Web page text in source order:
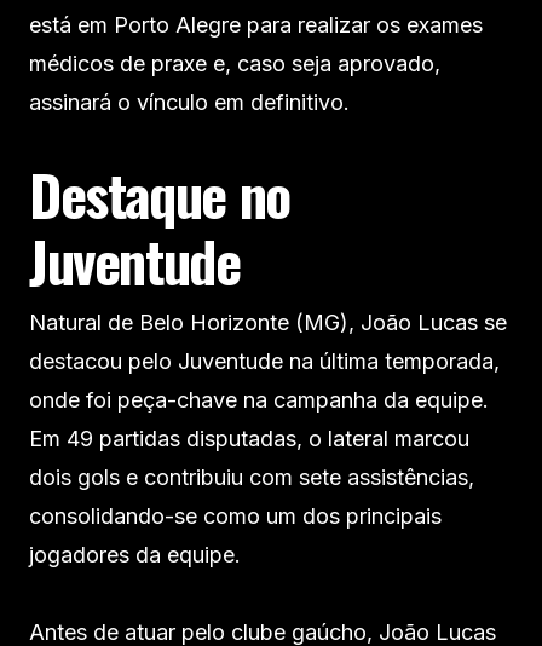
está em Porto Alegre para realizar os exames
médicos de praxe e, caso seja aprovado,
assinará o vínculo em definitivo.
Destaque no
Juventude
Natural de Belo Horizonte (MG), João Lucas se
destacou pelo Juventude na última temporada,
onde foi peça-chave na campanha da equipe.
Em 49 partidas disputadas, o lateral marcou
dois gols e contribuiu com sete assistências,
consolidando-se como um dos principais
jogadores da equipe.
Antes de atuar pelo clube gaúcho, João Lucas